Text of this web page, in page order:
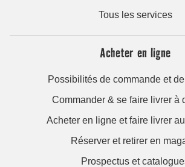
Tous les services
Acheter en ligne
Possibilités de commande et
Commander & se faire livrer à
Acheter en ligne et faire livrer
Réserver et retirer en
Prospectus et